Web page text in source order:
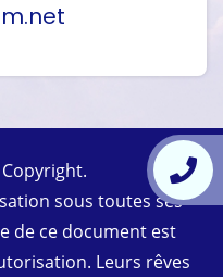
Copyright.
sous toutes ses
de ce document est
Leurs rêves